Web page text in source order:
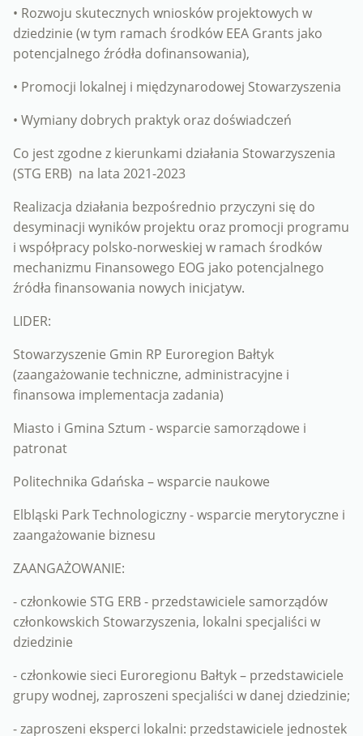
• Rozwoju skutecznych wniosków projektowych w
dziedzinie (w tym ramach środków EEA Grants jako
potencjalnego źródła dofinansowania),
• Promocji lokalnej i międzynarodowej Stowarzyszenia
• Wymiany dobrych praktyk oraz doświadczeń
Co jest zgodne z kierunkami działania Stowarzyszenia
(STG ERB) na lata 2021-2023
Realizacja działania bezpośrednio przyczyni się do
desyminacji wyników projektu oraz promocji programu
i współpracy polsko-norweskiej w ramach środków
mechanizmu Finansowego EOG jako potencjalnego
źródła finansowania nowych inicjatyw.
LIDER:
Stowarzyszenie Gmin RP Euroregion Bałtyk
(zaangażowanie techniczne, administracyjne i
finansowa implementacja zadania)
Miasto i Gmina Sztum - wsparcie samorządowe i
patronat
Politechnika Gdańska – wsparcie naukowe
Elbląski Park Technologiczny - wsparcie merytoryczne i
zaangażowanie biznesu
ZAANGAŻOWANIE:
- członkowie STG ERB - przedstawiciele samorządów
członkowskich Stowarzyszenia, lokalni specjaliści w
dziedzinie
- członkowie sieci Euroregionu Bałtyk – przedstawiciele
grupy wodnej, zaproszeni specjaliści w danej dziedzinie;
- zaproszeni eksperci lokalni: przedstawiciele jednostek